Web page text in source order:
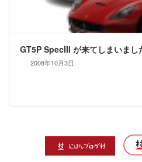
GT5P SpecIII が来てしまいまし
2008年10月3日